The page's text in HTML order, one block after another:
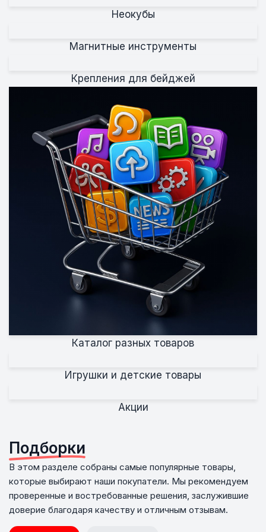
Неокубы
Магнитные инструменты
Крепления для бейджей
Каталог разных товаров
Игрушки и детские товары
Акции
Подборки
В этом разделе собраны самые популярные товары,
которые выбирают наши покупатели. Мы рекомендуем
проверенные и востребованные решения, заслужившие
доверие благодаря качеству и отличным отзывам.